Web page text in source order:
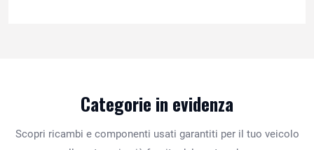
Categorie in evidenza
Scopri ricambi e componenti usati garantiti per il tuo veicolo